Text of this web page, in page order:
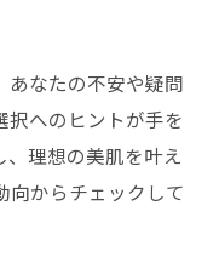
あなたの不安や疑問
択へのヒントが手を
理想の美肌を叶え
向からチェックして